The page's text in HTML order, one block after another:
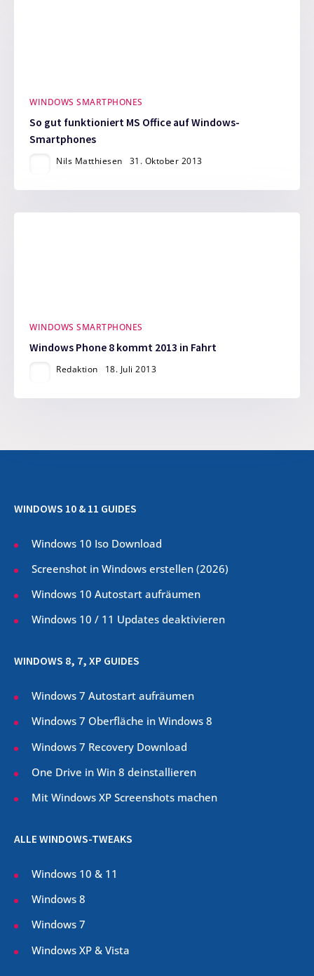
WINDOWS SMARTPHONES
So gut funktioniert MS Office auf Windows-
Smartphones
Nils Matthiesen 31. Oktober 2013
WINDOWS SMARTPHONES
Windows Phone 8 kommt 2013 in Fahrt
Redaktion 18. Juli 2013
WINDOWS 10 & 11 GUIDES
Windows 10 Iso Download
Screenshot in Windows erstellen (2026)
Windows 10 Autostart aufräumen
Windows 10 / 11 Updates deaktivieren
WINDOWS 8, 7, XP GUIDES
Windows 7 Autostart aufräumen
Windows 7 Oberfläche in Windows 8
Windows 7 Recovery Download
One Drive in Win 8 deinstallieren
Mit Windows XP Screenshots machen
ALLE WINDOWS-TWEAKS
Windows 10 & 11
Windows 8
Windows 7
Windows XP & Vista